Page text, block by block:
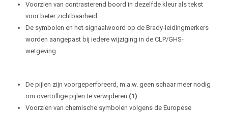
Voorzien van contrasterend boord in dezelfde kleur als tekst
voor beter zichtbaarheid.
De symbolen en het signaalwoord op de Brady-leidingmerkers
worden aangepast bij iedere wijziging in de CLP/GHS-
wetgeving.
De pijlen zijn voorgeperforeerd, m.a.w. geen schaar meer nodig
om overtollige pijlen te verwijderen (1).
Voorzien van chemische symbolen volgens de Europese